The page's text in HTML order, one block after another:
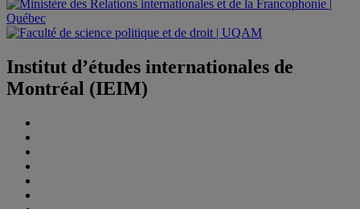
Institut d’études internationales de
Montréal (IEIM)